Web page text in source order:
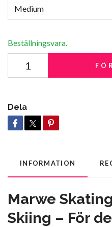
Medium
Beställningsvara.
Dela
INFORMATION
Marwe
Skiing – För